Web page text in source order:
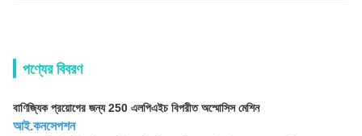
পণ্যের বিবরণ
বাণিজ্যিক প্রয়োগের জন্য 250 এলপিএইচ বিপরীত অস্মোসিস মেশিন
আই.কনসেপশন